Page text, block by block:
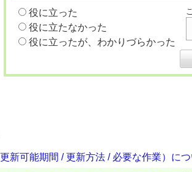
役に立った
役に立たなかった
役に立ったが、わかりづらかった
新可能期間 / 更新方法 / 必要な作業）に